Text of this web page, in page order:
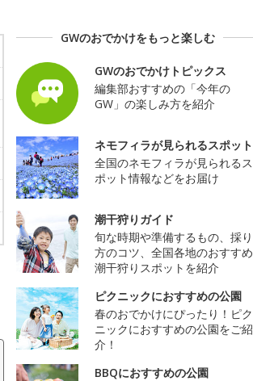
GWのおでかけをもっと楽しむ
GWのおでかけトピックス
編集部おすすめの「今年の
GW」の楽しみ方を紹介
ネモフィラが見られるスポット
全国のネモフィラが見られるス
ポット情報などをお届け
潮干狩りガイド
旬な時期や準備するもの、採り
方のコツ、全国各地のおすすめ
潮干狩りスポットを紹介
ピクニックにおすすめの公園
春のおでかけにぴったり！ピク
ニックにおすすめの公園をご紹
介！
BBQにおすすめの公園